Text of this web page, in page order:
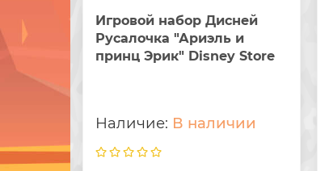
Игровой набор Дисней
Русалочка "Ариэль и
принц Эрик" Disney Store
В наличии